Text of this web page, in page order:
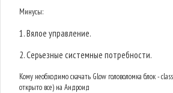
Минусы:
1. Вялое управление.
2. Серьезные системные потребности.
Кому необходимо скачать Glow головоломка блок -
открыто все) на Андроид